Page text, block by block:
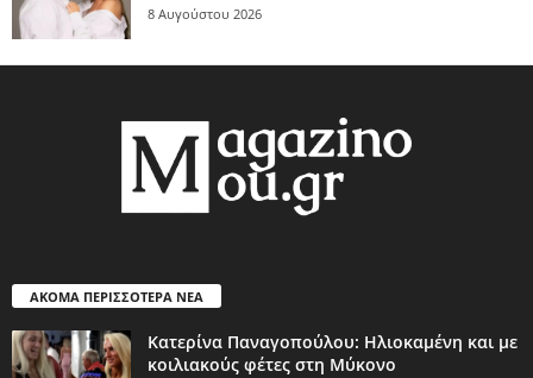
8 Αυγούστου 2026
ΑΚΟΜΑ ΠΕΡΙΣΣΟΤΕΡΑ ΝΕΑ
Κατερίνα Παναγοπούλου: Ηλιοκαμένη και με
κοιλιακούς φέτες στη Μύκονο